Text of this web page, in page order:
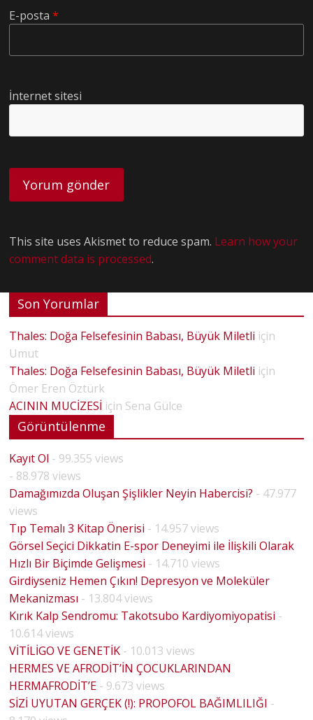
E-posta*
İnternet sitesi
This site uses Akismet to reduce spam. Learn how your
comment data is processed.
Son Yorumlar
Thales: Doğa Felsefesinin Babası, Büyük Miletli için
Umut
Thales: Doğa Felsefesinin Babası, Büyük Miletli için
Ömer Eren Öztürk
ACININ MUCİZESİ için Sena Gülce
Görüntülenme
Kayıt Ol - 99.355 views
- 88.978 views
Damağımızda Oluşan Şişlikler Neyin Habercisi? - 47.977
views
Tıp Temalı 3 Kitap Önerisi - 14.957 views
Görsel Seçici Dikkatin E-spor Deneyimi ile İlişkili Olarak
Hızlı Bir Biçimde Gelişmesi - 14.710 views
Girdiyseniz Hemen Çıkın! Depresyon ve Moleküler
Mekanizması - 13.804 views
Kırık Kalp Sendromu: Takotsubo Kardiyomiyopatisi -
10.614 views
VİTİLİGO VE GENETİK - 10.013 views
HERMES VE AFRODİT’İN ÇOCUKLARINDAN
HERMAFRODİT’E - 9.673 views
SİZİ UYUTAN GERÇEK (!): PROPOFOL BAĞIMLILIĞI -
BİYOLO